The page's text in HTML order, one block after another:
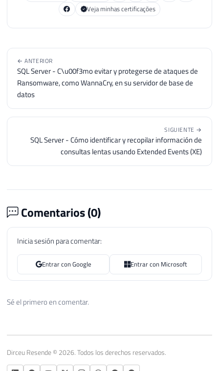
Veja minhas certificações
← ANTERIOR
SQL Server - C\u00f3mo evitar y protegerse de ataques de
Ransomware, como WannaCry, en su servidor de base de
datos
SIGUIENTE →
SQL Server - Cómo identificar y recopilar información de
consultas lentas usando Extended Events (XE)
Comentarios (0)
Inicia sesión para comentar:
Entrar con Google Entrar con Microsoft
Sé el primero en comentar.
Dirceu Resende © 2026. Todos los derechos reservados.